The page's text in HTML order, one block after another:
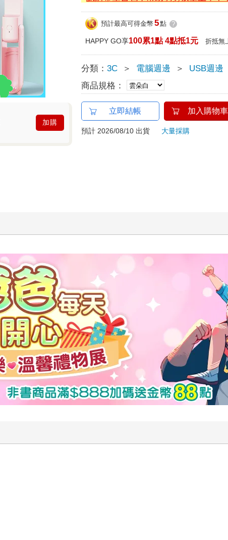
加購
預計最高可得金幣 5點 ?
HAPPY GO享100累1點 4點抵1元 折抵無
分類：3C ＞ 電腦週邊 ＞
USB週邊
商品規格：
立即結帳 加入購物車
預計 2026/08/10 出貨 大量採購